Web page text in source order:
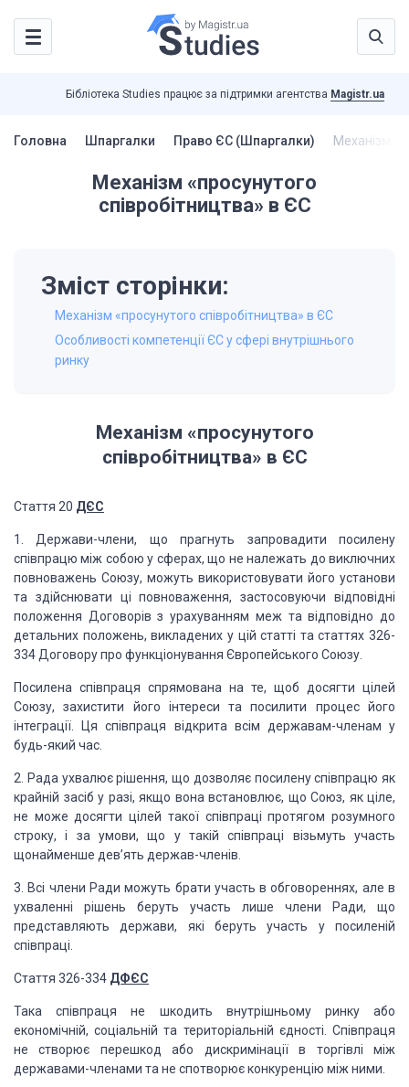
Бібліотека Studies працює за підтримки агентства Magistr.ua
Головна Шпаргалки Право ЄС (Шпаргалки) Механізм
Механізм «просунутого
співробітництва» в ЄС
Зміст сторінки:
Механізм «просунутого співробітництва» в ЄС
Особливості компетенції ЄС у сфері внутрішнього
ринку
Механізм «просунутого
співробітництва» в ЄС
Стаття 20 ДЄС
1. Держави-члени, що прагнуть запровадити посилену
співпрацю між собою у сферах, що не належать до виключних
повноважень Союзу, можуть використовувати його установи
та здійснювати ці повноваження, застосовуючи відповідні
положення Договорів з урахуванням меж та відповідно до
детальних положень, викладених у цій статті та статтях 326-
334 Договору про функціонування Європейського Союзу.
Посилена співпраця спрямована на те, щоб досягти цілей
Союзу, захистити його інтереси та посилити процес його
інтеграції. Ця співпраця відкрита всім державам-членам у
будь-який час.
2. Рада ухвалює рішення, що дозволяє посилену співпрацю як
крайній засіб у разі, якщо вона встановлює, що Союз, як ціле,
не може досягти цілей такої співпраці протягом розумного
строку, і за умови, що у такій співпраці візьмуть участь
щонайменше дев’ять держав-членів.
3. Всі члени Ради можуть брати участь в обговореннях, але в
ухваленні рішень беруть участь лише члени Ради, що
представляють держави, які беруть участь у посиленій
співпраці.
Стаття 326-334 ДФЄС
Така співпраця не шкодить внутрішньому ринку або
економічній, соціальній та територіальній єдності. Співпраця
не створює перешкод або дискримінації в торгівлі між
державами-членами та не спотворює конкуренцію між ними.